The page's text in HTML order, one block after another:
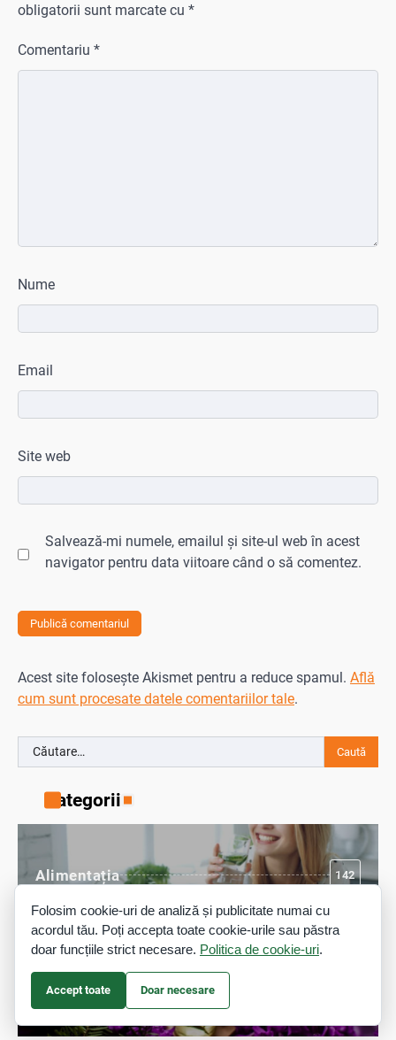
obligatorii sunt marcate cu *
Comentariu *
Nume
Email
Site web
Salvează-mi numele, emailul și site-ul web în acest
navigator pentru data viitoare când o să comentez.
Acest site folosește Akismet pentru a reduce spamul. Află
cum sunt procesate datele comentariilor tale.
Caută
după:
Categorii
Alimentația 142
Aromoterapia
Folosim cookie-uri de analiză și publicitate numai cu
acordul tău. Poți accepta toate cookie-urile sau păstra
doar funcțiile strict necesare. Politica de cookie-uri.
Accept toate Doar necesare